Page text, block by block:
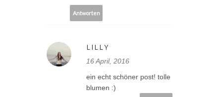
Antworten
LILLY
16 April, 2016
ein echt schöner post! tolle
blumen :)